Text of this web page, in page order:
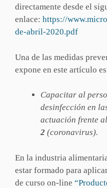
directamente desde el
enlace: https://
de-abril-2020.pdf
Una de las medidas
expone en este artículo
Capacitar al
desinfección en
actuación frente al
2 (coronavirus).
En la industria
estar formado para
de curso on-line